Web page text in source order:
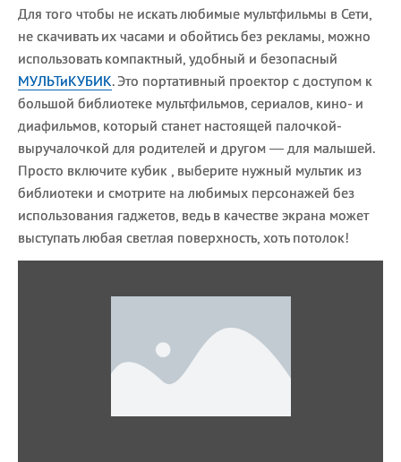
Для того чтобы не искать любимые мультфильмы в Сети,
не скачивать их часами и обойтись без рекламы, можно
использовать компактный, удобный и безопасный
МУЛЬТиКУБИК. Это портативный проектор с доступом к
большой библиотеке мультфильмов, сериалов, кино- и
диафильмов, который станет настоящей палочкой-
выручалочкой для родителей и другом — для малышей.
Просто включите кубик , выберите нужный мультик из
библиотеки и смотрите на любимых персонажей без
использования гаджетов, ведь в качестве экрана может
выступать любая светлая поверхность, хоть потолок!